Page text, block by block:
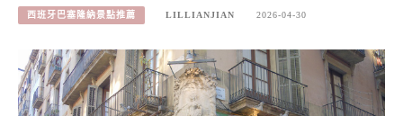
西班牙巴塞隆納景點推薦 LILLIANJIAN 2026-04-30